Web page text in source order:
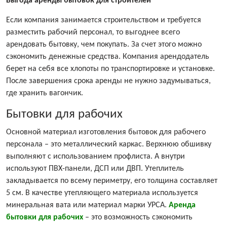
Если компания занимается строительством и требуется
разместить рабочий персонал, то выгоднее всего
арендовать бытовку, чем покупать. За счет этого можно
сэкономить денежные средства. Компания арендодатель
берет на себя все хлопоты по транспортировке и установке.
После завершения срока аренды не нужно задумываться,
где хранить вагончик.
Бытовки для рабочих
Основной материал изготовления бытовок для рабочего
персонала – это металлический каркас. Верхнюю обшивку
выполняют с использованием профлиста. А внутри
используют ПВХ-панели, ДСП или ДВП. Утеплитель
закладывается по всему периметру, его толщина составляет
5 см. В качестве утепляющего материала используется
минеральная вата или материал марки УРСА. Аренда
бытовки для рабочих – это возможность сэкономить